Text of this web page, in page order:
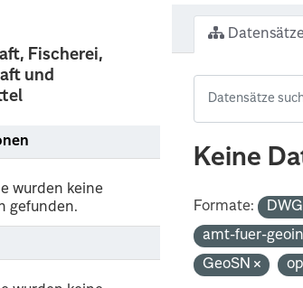
Fischerei,
und
wurden keine
gefunden.
Datensätze
Keine
Formate:
amt-fuer-
GeoSN